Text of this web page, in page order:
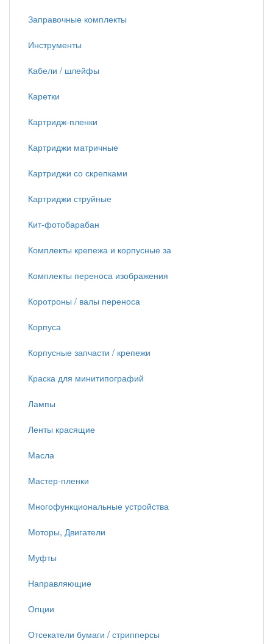
Заправочные комплекты
Инструменты
Кабели / шлейфы
Каретки
Картридж-пленки
Картриджи матричные
Картриджи со скрепками
Картриджи струйные
Кит-фотобарабан
Комплекты крепежа и корпусные за
Комплекты переноса изображения
Коротроны / валы переноса
Корпуса
Корпусные запчасти / крепежи
Краска для минитипографий
Лампы
Ленты красящие
Масла
Мастер-пленки
Многофункциональные устройства
Моторы, Двигатели
Муфты
Направляющие
Опции
Отсекатели бумаги / стрипперсы